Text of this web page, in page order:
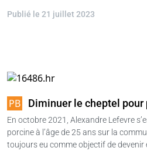
Publié le 21 juillet 2023
Diminuer le cheptel pour
En octobre 2021, Alexandre Lefevre
porcine à l’âge de 25 ans sur la
toujours eu comme objectif de devenir